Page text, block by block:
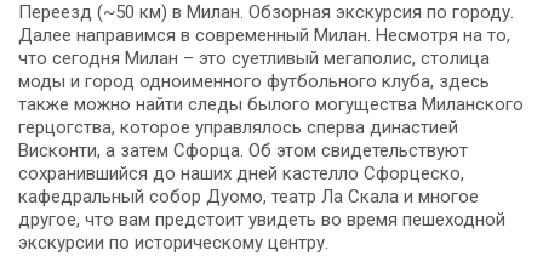
Переезд (~50 км) в Милан. Обзорная экскурсия по городу.
Далее направимся в современный Милан. Несмотря на то,
что сегодня Милан – это суетливый мегаполис, столица
моды и город одноименного футбольного клуба, здесь
также можно найти следы былого могущества Миланского
герцогства, которое управлялось сперва династией
Висконти, а затем Сфорца. Об этом свидетельствуют
сохранившийся до наших дней кастелло Сфорцеско,
кафедральный собор Дуомо, театр Ла Скала и многое
другое, что вам предстоит увидеть во время пешеходной
экскурсии по историческому центру.